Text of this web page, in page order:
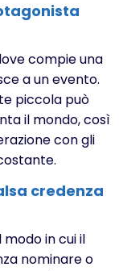
compie una
a un evento.
piccola può
il mondo, così
con gli
credenza
in cui il
nominare o